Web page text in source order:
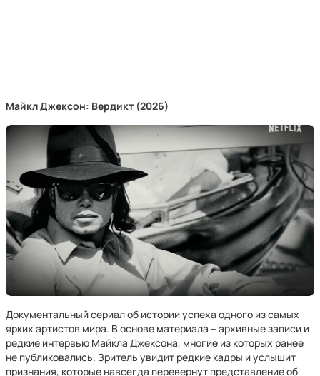
Майкл Джексон: Вердикт (2026)
Документальный сериал об истории успеха одного из самых
ярких артистов мира. В основе материала – архивные записи и
редкие интервью Майкла Джексона, многие из которых ранее
не публиковались. Зритель увидит редкие кадры и услышит
признания, которые навсегда перевернут представление об